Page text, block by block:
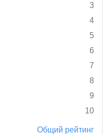
3
4
5
6
7
8
9
10
Общий рейтинг